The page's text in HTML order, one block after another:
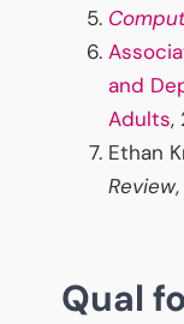
and
Adults,
Ethan
Review
Qual